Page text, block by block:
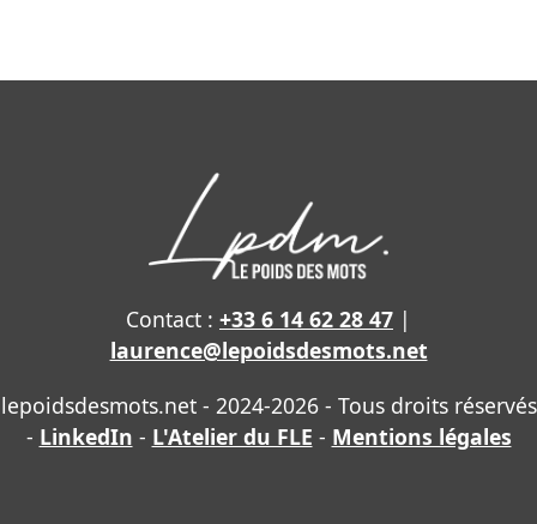
Contact : +33 6 14 62 28 47 |
laurence@lepoidsdesmots.net
lepoidsdesmots.net - 2024-2026 - Tous droits réservés
- LinkedIn - L'Atelier du FLE - Mentions légales